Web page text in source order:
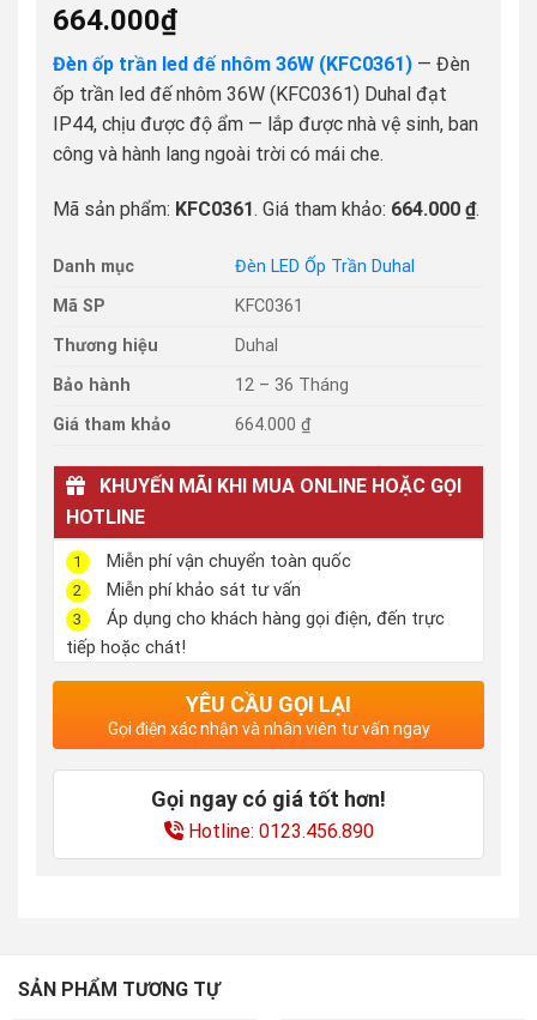
664.000₫
Đèn ốp trần led đế nhôm 36W (KFC0361)— Đèn
ốp trần led đế nhôm 36W (KFC0361) Duhal đạt
IP44, chịu được độ ẩm — lắp được nhà vệ sinh, ban
công và hành lang ngoài trời có mái che.
Mã sản phẩm: KFC0361. Giá tham khảo: 664.000 ₫.
Danh mục
Đèn LED Ốp Trần Duhal
Mã SP
KFC0361
Thương hiệu
Duhal
Bảo hành
12 – 36 Tháng
Giá tham khảo
664.000 ₫
KHUYẾN MÃI KHI MUA ONLINE HOẶC GỌI
HOTLINE
1 Miễn phí vận chuyển toàn quốc
2 Miễn phí khảo sát tư vấn
3
Áp dụng cho khách hàng gọi điện, đến trực
tiếp hoặc chát!
YÊU CẦU GỌI LẠI
Gọi điện xác nhận và nhân viên tư vấn ngay
Gọi ngay có giá tốt hơn!
Hotline: 0123.456.890
SẢN PHẨM TƯƠNG TỰ